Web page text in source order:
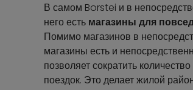
В самом Borstei и в
него есть магазины для
Помимо магазинов в
магазины есть и
позволяет сократить
поездок. Это делает жилой